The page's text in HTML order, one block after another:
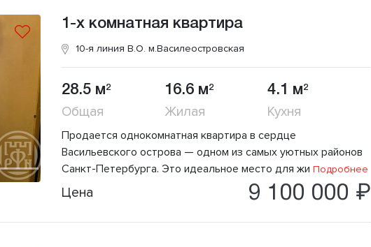
1-х комнатная квартира
10-я линия В.О. м.Василеостровская
28.5 м2
Общая
16.6 м2
Жилая
4.1 м2
Кухня
Продается однокомнатная квартира в сердце
Васильевского острова — одном из самых уютных районов
Санкт-Петербурга. Это идеальное место для жи Подробнее
Цена 9 100 000 ₽